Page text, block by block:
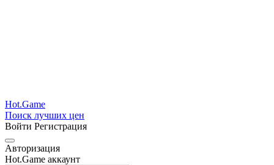
Hot.Game
Поиск лучших цен
Войти Регистрация
Авторизация
Hot.Game аккаунт